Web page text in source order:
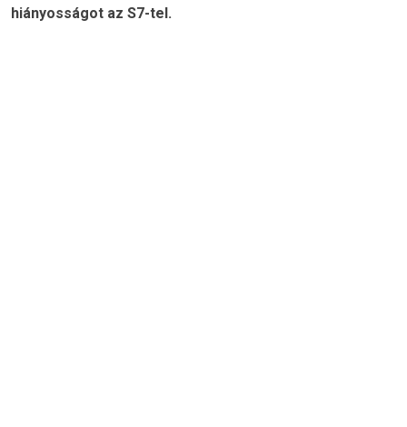
hiányosságot az S7-tel.